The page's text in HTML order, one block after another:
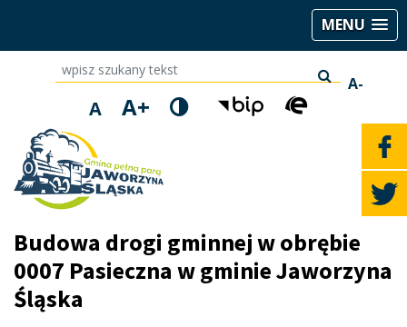
MENU
wpisz szukany tekst
A-
A A+
Budowa drogi gminnej w obrębie
0007 Pasieczna w gminie Jaworzyna
Śląska